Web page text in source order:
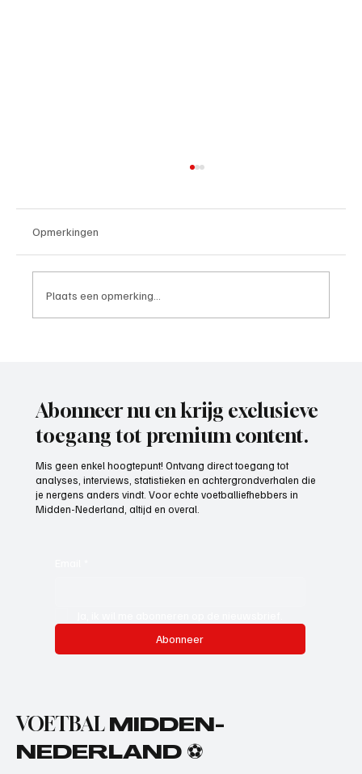
Opmerkingen
Plaats een opmerking...
Abonneer nu en krijg exclusieve
toegang tot premium content.
Mis geen enkel hoogtepunt! Ontvang direct toegang tot
analyses, interviews, statistieken en achtergrondverhalen die
je nergens anders vindt. Voor echte voetballiefhebbers in
Midden-Nederland, altijd en overal.
Abonneer
VOETBAL MIDDEN-
NEDERLAND ⚽